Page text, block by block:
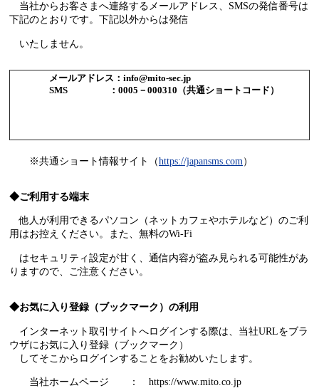
当社からお客さまへ連絡するメールアドレス、SMSの発信番号は
下記のとおりです。下記以外からは発信
いたしません。
メールアドレス：info@mito-sec.jp
SMS ：0005－000310（共通ショートコード）
※共通ショート情報サイト（https://japansms.com）
◆ご利用する端末
他人が利用できるパソコン（ネットカフェやホテルなど）のご利
用はお控えください。また、無料のWi-Fi
はセキュリティ設定が甘く、通信内容が盗み見られる可能性があ
りますので、ご注意ください。
◆お気に入り登録（ブックマーク）の利用
インターネット取引サイトへログインする際は、当社URLをブラ
ウザにお気に入り登録（ブックマーク）
してそこからログインすることをお勧めいたします。
当社ホームページ ： https://www.mito.co.jp